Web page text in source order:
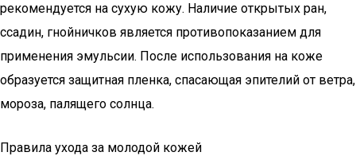
рекомендуется на сухую кожу. Наличие открытых ран,
ссадин, гнойничков является противопоказанием для
применения эмульсии. После использования на коже
образуется защитная пленка, спасающая эпителий от ветра,
мороза, палящего солнца.
Правила ухода за молодой кожей